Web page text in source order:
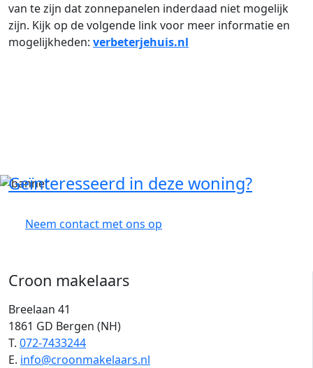
van te zijn dat zonnepanelen inderdaad niet mogelijk
zijn. Kijk op de volgende link voor meer informatie en
mogelijkheden: verbeterjehuis.nl
Geïnteresseerd in deze woning?
Neem contact met ons op
Croon makelaars
Breelaan 41
1861 GD Bergen (NH)
T. 072-7433244
E. info@croonmakelaars.nl